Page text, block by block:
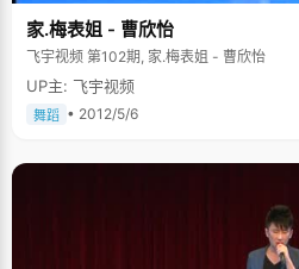
家.梅表姐 - 曹欣怡
飞宇视频 第102期, 家.梅表姐 - 曹欣怡
UP主: 飞宇视频
舞蹈 • 2012/5/6